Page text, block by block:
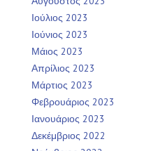
Ιούλιος 2023
Ιούνιος 2023
Μάιος 2023
Απρίλιος 2023
Μάρτιος 2023
Φεβρουάριος 2023
Ιανουάριος 2023
Δεκέμβριος 2022